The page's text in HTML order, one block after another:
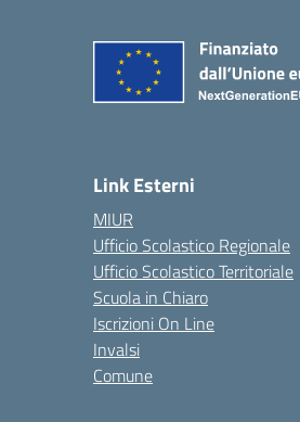
Link Esterni
MIUR
Ufficio Scolastico Regionale
Ufficio Scolastico Territoriale
Scuola in Chiaro
Iscrizioni On Line
Invalsi
Comune